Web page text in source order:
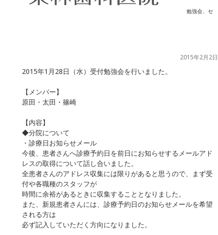
勉強会、セ
2015年2月2日
2015年1月28日（水）受付勉強会を行いました。
【メンバー】
原田・太田・篠崎
【内容】
◆分院について
・診療日お知らせメール
今後、患者さんへ診療予約日を前日にお知らせするメールアド
レスの取得について話し合いました。
全患者さんのアドレス収集には限りがあると思うので、まず受
付や各職種のスタッフが
時間に余裕があるときに収集することとなりました。
また、新規患者さんには、診療予約日のお知らせメールを希望
される方は
必ず記入していただく方向になりました。